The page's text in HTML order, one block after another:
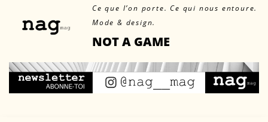
Ce que l’on porte. Ce qui nous entoure.
Mode & design.
NOT A GAME